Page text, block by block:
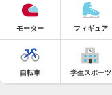
モーター フィギュア
自転車 学生スポーツ